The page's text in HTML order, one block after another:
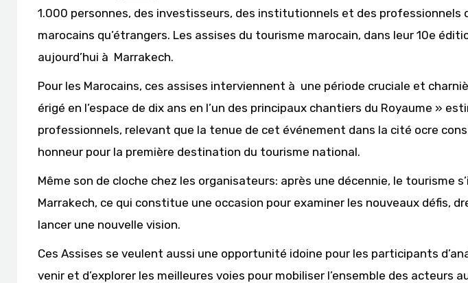
1.000 personnes, des investisseurs, des institutionnels et des professionnels
marocains qu’étrangers. Les assises du tourisme marocain, dans leur 10e
aujourd’hui à Marrakech.
Pour les Marocains, ces assises interviennent à une période cruciale et
érigé en l’espace de dix ans en l’un des principaux chantiers du Royaume »
professionnels, relevant que la tenue de cet événement dans la cité ocre
honneur pour la première destination du tourisme national.
Même son de cloche chez les organisateurs: après une décennie, le tourisme
Marrakech, ce qui constitue une occasion pour examiner les nouveaux défis,
lancer une nouvelle vision.
Ces Assises se veulent aussi une opportunité idoine pour les participants
venir et d’explorer les meilleures voies pour mobiliser l’ensemble des acteurs